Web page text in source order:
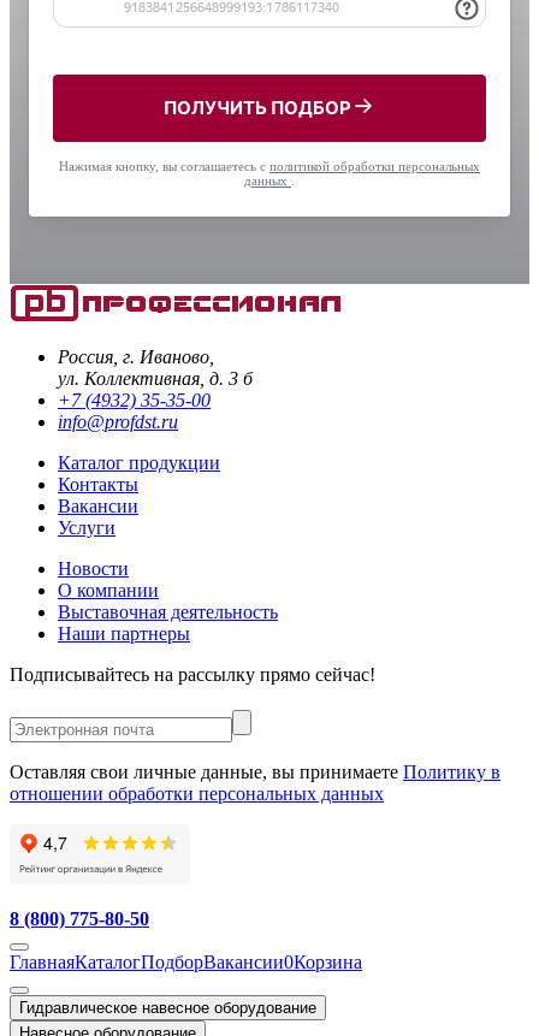
ПОЛУЧИТЬ ПОДБОР
Нажимая кнопку, вы соглашаетесь с политикой обработки персональных
данных
Россия, г. Иваново,
ул. Коллективная, д. 3 б
+7 (4932) 35-35-00
info@profdst.ru
Каталог продукции
Контакты
Вакансии
Услуги
Новости
О компании
Выставочная деятельность
Наши партнеры
Подписывайтесь на рассылку прямо сейчас!
Оставляя свои личные данные, вы принимаете Политику в
отношении обработки персональных данных
8 (800) 775-80-50
ГлавнаяКаталогПодборВакансии0Корзина
Гидравлическое навесное оборудование